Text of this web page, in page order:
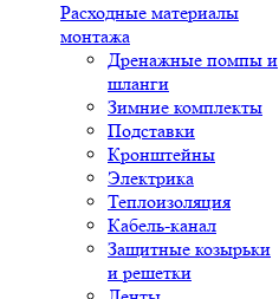
Расходные материалы
монтажа
Дренажные помпы и
шланги
Зимние комплекты
Подставки
Кронштейны
Электрика
Теплоизоляция
Кабель-канал
Защитные козырьки
и решетки